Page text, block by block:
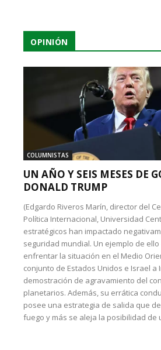
OPINIÓN
COLUMNISTAS
UN AÑO Y SEIS MESES DE
DONALD TRUMP
(Edgardo Riveros Marín, director del
Política Internacional, Universidad
estratégicos han impactado
seguridad mundial. Un ejemplo de
enfrentar la situación en el Medio
conjunto de Estados Unidos e Israel a
demostración de agravamiento del
planetarios. Además, su errática
posee una estrategia de salida que
fuego y más se aleja la posibilidad de